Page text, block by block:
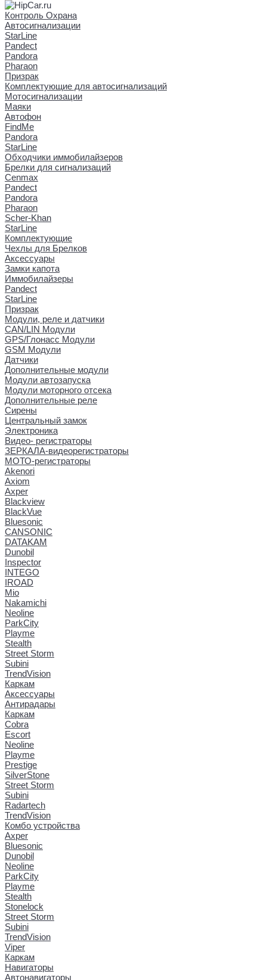
Контроль Охрана
Автосигнализации
StarLine
Pandect
Pandora
Pharaon
Призрак
Комплектующие для автосигнализаций
Мотосигнализации
Маяки
Автофон
FindMe
Pandora
StarLine
Обходчики иммобилайзеров
Брелки для сигнализаций
Cenmax
Pandect
Pandora
Pharaon
Scher-Khan
StarLine
Комплектующие
Чехлы для Брелков
Аксессуары
Замки капота
Иммобилайзеры
Pandect
StarLine
Призрак
Модули, реле и датчики
CAN/LIN Модули
GPS/Глонасс Модули
GSM Модули
Датчики
Дополнительные модули
Модули автозапуска
Модули моторного отсека
Дополнительные реле
Сирены
Центральный замок
Электроника
Видео- регистраторы
ЗЕРКАЛА-видеорегистраторы
МОТО-регистраторы
Akenori
Axiom
Axper
Blackview
BlackVue
Bluesonic
CANSONIC
DATAKAM
Dunobil
Inspector
INTEGO
IROAD
Mio
Nakamichi
Neoline
ParkCity
Playme
Stealth
Street Storm
Subini
TrendVision
Каркам
Аксессуары
Антирадары
Каркам
Cobra
Escort
Neoline
Playme
Prestige
SilverStone
Street Storm
Subini
Radartech
TrendVision
Комбо устройства
Axper
Bluesonic
Dunobil
Neoline
ParkCity
Playme
Stealth
Stonelock
Street Storm
Subini
TrendVision
Viper
Каркам
Навигаторы
Автонавигаторы